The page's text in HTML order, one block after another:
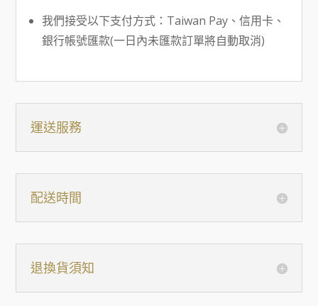
我們接受以下支付方式：Taiwan Pay、信用卡、
銀行帳號匯款(一日內未匯款訂單將自動取消)
運送服務
配送時間
退換貨須知